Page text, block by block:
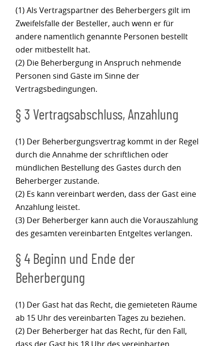
(1) Als Vertragspartner des Beherbergers gilt im
Zweifelsfalle der Besteller, auch wenn er für
andere namentlich genannte Personen bestellt
oder mitbestellt hat.
(2) Die Beherbergung in Anspruch nehmende
Personen sind Gäste im Sinne der
Vertragsbedingungen.
§ 3 Vertragsabschluss, Anzahlung
(1) Der Beherbergungsvertrag kommt in der Regel
durch die Annahme der schriftlichen oder
mündlichen Bestellung des Gastes durch den
Beherberger zustande.
(2) Es kann vereinbart werden, dass der Gast eine
Anzahlung leistet.
(3) Der Beherberger kann auch die Vorauszahlung
des gesamten vereinbarten Entgeltes verlangen.
§ 4 Beginn und Ende der
Beherbergung
(1) Der Gast hat das Recht, die gemieteten Räume
ab 15 Uhr des vereinbarten Tages zu beziehen.
(2) Der Beherberger hat das Recht, für den Fall,